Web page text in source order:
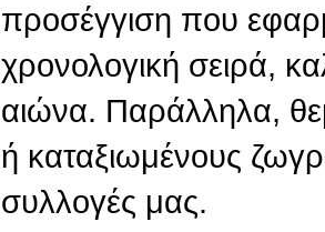
προσέγγιση που
χρονολογική σειρά,
αιώνα. Παράλληλα,
ή καταξιωμένους
συλλογές μας.